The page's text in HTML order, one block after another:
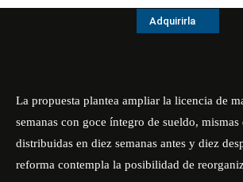
Adquirirla
La propuesta plantea ampliar la licencia de
semanas con goce íntegro de sueldo, mismas
distribuidas en diez semanas antes y diez
reforma contempla la posibilidad de